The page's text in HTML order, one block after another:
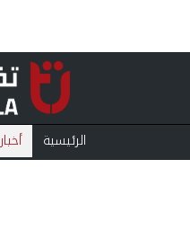
الرئيسية أخبار